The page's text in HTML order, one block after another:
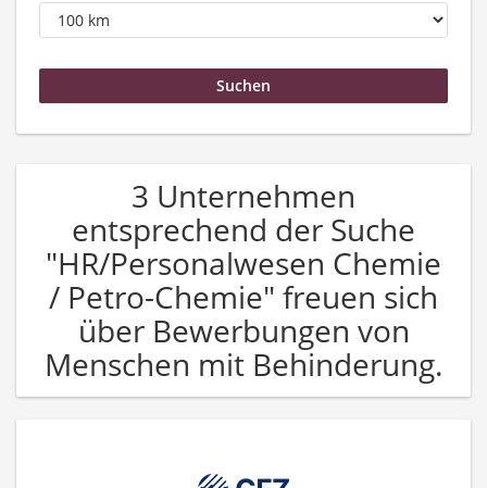
3 Unternehmen
entsprechend der Suche
"HR/Personalwesen Chemie
/ Petro-Chemie" freuen sich
über Bewerbungen von
Menschen mit Behinderung.